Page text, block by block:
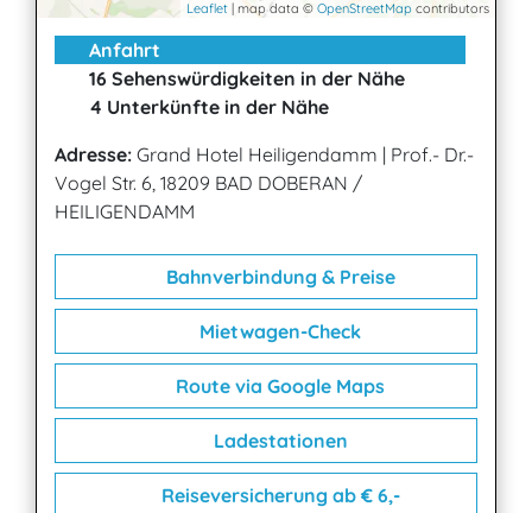
Leaflet | map data © OpenStreetMap contributors
Anfahrt
16 Sehenswürdigkeiten in der Nähe
4 Unterkünfte in der Nähe
Adresse: Grand Hotel Heiligendamm | Prof.- Dr.-
Vogel Str. 6, 18209 BAD DOBERAN /
HEILIGENDAMM
Bahnverbindung & Preise
Mietwagen-Check
Route via Google Maps
Ladestationen
Reiseversicherung ab € 6,-